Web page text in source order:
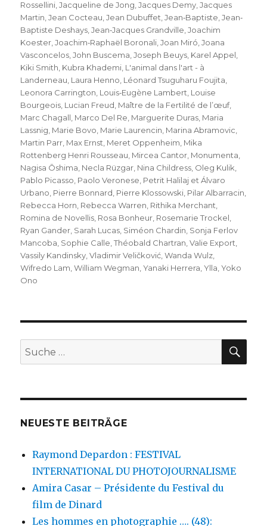
Rossellini,Jacqueline de Jong,Jacques Demy,Jacques
Martin,Jean Cocteau,Jean Dubuffet,Jean‐Baptiste,Jean‐
Baptiste Deshays,Jean‐Jacques Grandville,Joachim
Koester,Joachim‐Raphaël Boronali,Joan Miró,Joana
Vasconcelos,John Buscema,Joseph Beuys, Karel Appel,
Kiki Smith, Kubra Khademi, L'animal dans l'art - à
Landerneau, Laura Henno, Léonard Tsuguharu Foujita,
Leonora Carrington, Louis‐Eugène Lambert, Louise
Bourgeois, Lucian Freud, Maître de la Fertilité de l’œuf,
Marc Chagall, Marco Del Re, Marguerite Duras, Maria
Lassnig, Marie Bovo, Marie Laurencin, Marina Abramovic,
Martin Parr, Max Ernst, Meret Oppenheim, Mika
Rottenberg Henri Rousseau, Mircea Cantor, Monumenta,
Nagisa Ōshima, Necla Rüzgar, Nina Childress, Oleg Kulik,
Pablo Picasso, Paolo Veronese, Petrit Halilaj et Álvaro
Urbano, Pierre Bonnard, Pierre Klossowski, Pilar Albarracin,
Rebecca Horn, Rebecca Warren, Rithika Merchant,
Romina de Novellis, Rosa Bonheur, Rosemarie Trockel,
Ryan Gander, Sarah Lucas, Siméon Chardin, Sonja Ferlov
Mancoba, Sophie Calle,Théobald Chartran,Valie Export,
Vassily Kandinsky,Vladimir Veličković,Wanda Wulz,
Wifredo Lam,William Wegman,Yanaki Herrera,Ylla,Yoko
Ono
Suche
nach:
NEUESTE BEITRÄGE
Raymond Depardon : FESTIVAL
INTERNATIONAL DU PHOTOJOURNALISME
Amira Casar – Présidente du Festival du
film de Dinard
Les hommes en photographie …. (48):